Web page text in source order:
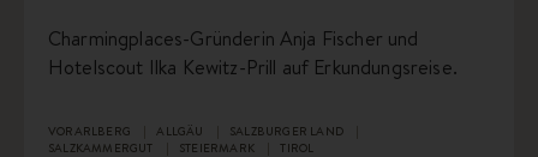
Charmingplaces-Gründerin Anja Fischer und
Hotelscout Ilka Kewitz-Prill auf Erkundungsreise.
VORARLBERG ALLGÄU
SALZBURGER LAND
SALZKAMMERGUT
STEIERMARK TIROL